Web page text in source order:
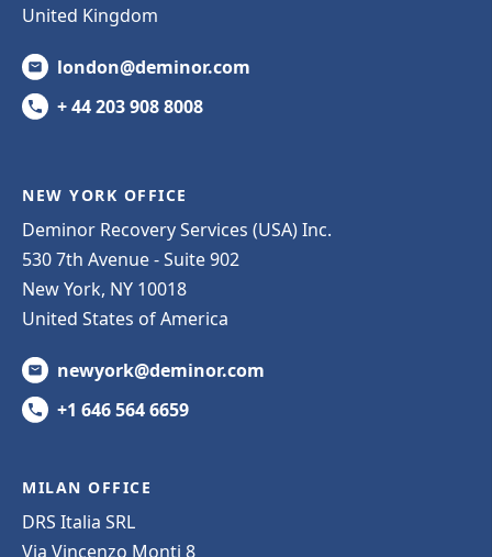
United Kingdom
london@deminor.com
+ 44 203 908 8008
NEW YORK OFFICE
Deminor Recovery Services (USA) Inc.
530 7th Avenue - Suite 902
New York, NY 10018
United States of America
newyork@deminor.com
+1 646 564 6659
MILAN OFFICE
DRS Italia SRL
Via Vincenzo Monti 8